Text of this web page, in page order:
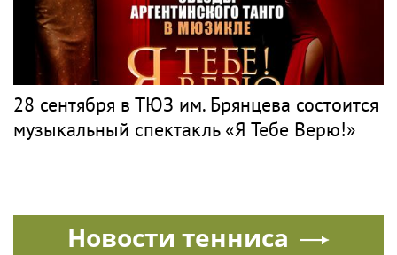
28 сентября в ТЮЗ им. Брянцева состоится
музыкальный спектакль «Я Тебе Верю!»
Новости тенниса